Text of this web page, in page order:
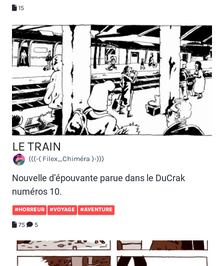
15
LE TRAIN
(((-( Filex_Chiméra )-)))
Nouvelle d’épouvante parue dans le DuCrak
numéros 10.
#HORREUR #VOYAGE #AVENTURE
75 5